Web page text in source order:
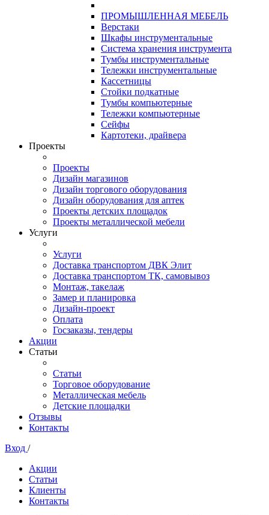
ПРОМЫШЛЕННАЯ МЕБЕЛЬ
Верстаки
Шкафы инструментальные
Система хранения инструмента
Тумбы инструментальные
Тележки инструментальные
Кассетницы
Стойки подкатные
Тумбы компьютерные
Тележки компьютерные
Сейфы
Картотеки, драйвера
Проекты
Проекты
Дизайн магазинов
Дизайн торгового оборудования
Дизайн оборудования для аптек
Проекты детских площадок
Проекты металлической мебели
Услуги
Услуги
Доставка транспортом ДВК Элит
Доставка транспортом ТК, самовывоз
Монтаж, такелаж
Замер и планировка
Дизайн-проект
Оплата
Госзаказы, тендеры
Акции
Статьи
Статьи
Торговое оборудование
Металлическая мебель
Детские площадки
Отзывы
Контакты
Вход /
Акции
Статьи
Клиенты
Контакты